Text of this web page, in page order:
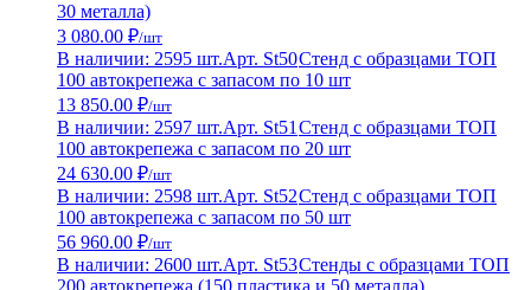
30 металла)
3 080.00 ₽/шт
В наличии: 2595 шт.Арт. St50Стенд с образцами ТОП
100 автокрепежа с запасом по 10 шт
13 850.00 ₽/шт
В наличии: 2597 шт.Арт. St51 Стенд с образцами ТОП
100 автокрепежа с запасом по 20 шт
24 630.00 ₽/шт
В наличии: 2598 шт.Арт. St52Стенд с образцами ТОП
100 автокрепежа с запасом по 50 шт
56 960.00 ₽/шт
В наличии: 2600 шт.Арт. St53Стенды с образцами ТОП
200 автокрепежа (150 пластика и 50 металла)